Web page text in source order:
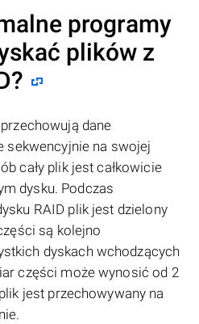
programy
plików z
dane
sekwencyjnie na swojej
cały plik jest całkowicie
dysku. Podczas
RAID plik jest dzielony
są kolejno
dyskach wchodzących
części może wynosić od 2
jest przechowywany na